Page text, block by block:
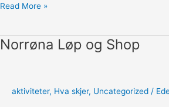
Le
år
Read More »
Norrøna Løp og Shop
aktiviteter, Hva skjer, Uncategorized /